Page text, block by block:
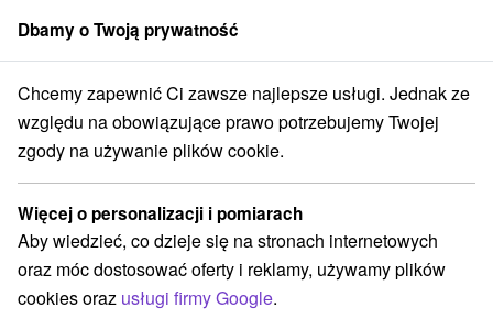
członek grupySorger
Východné Slovensko Košický kraj Háj Wodospady Hájske
Wodospady Hájske
Wyświetl stronę internetową
Przejdź do
Facebook
Dbamy o Twoją prywatność
Chcemy zapewnić Ci zawsze najlepsze usługi. Jednak ze
względu na obowiązujące prawo potrzebujemy Twojej
zgody na używanie plików cookie.
Więcej o personalizacji i pomiarach
Aby wiedzieć, co dzieje się na stronach internetowych
oraz móc dostosować oferty i reklamy, używamy plików
cookies oraz usługi firmy Google.